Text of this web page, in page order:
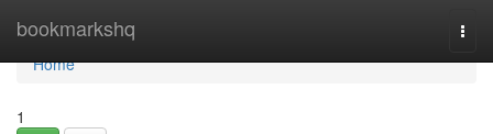
bookmarkshq
Home
Home
1